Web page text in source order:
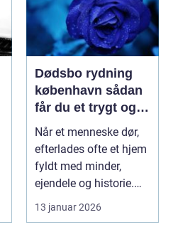
Dødsbo rydning
københavn sådan
får du et trygt og
professionelt
forløb
Når et menneske dør,
efterlades ofte et hjem
fyldt med minder,
ejendele og historie.
For mange pårør...
13 januar 2026